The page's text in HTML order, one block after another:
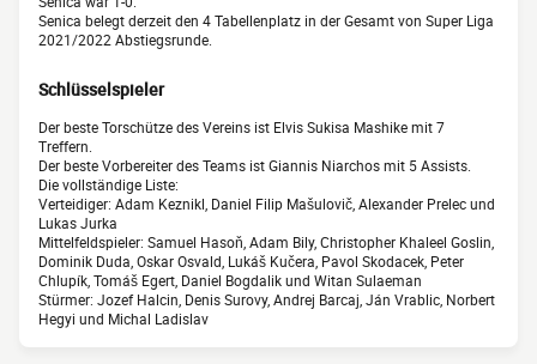
Senica belegt derzeit den 4 Tabellenplatz in der Gesamt von Super Liga
2021/2022 Abstiegsrunde.
Schlüsselspieler
Der beste Torschütze des Vereins ist Elvis Sukisa Mashike mit 7
Treffern.
Der beste Vorbereiter des Teams ist Giannis Niarchos mit 5 Assists.
Die vollständige Liste:
Verteidiger: Adam Keznikl, Daniel Filip Mašulovič, Alexander Prelec und
Lukas Jurka
Mittelfeldspieler: Samuel Hasoň, Adam Bily, Christopher Khaleel Goslin,
Dominik Duda, Oskar Osvald, Lukáš Kučera, Pavol Skodacek, Peter
Chlupík, Tomáš Egert, Daniel Bogdalik und Witan Sulaeman
Stürmer: Jozef Halcin, Denis Surovy, Andrej Barcaj, Ján Vrablic, Norbert
Hegyi und Michal Ladislav